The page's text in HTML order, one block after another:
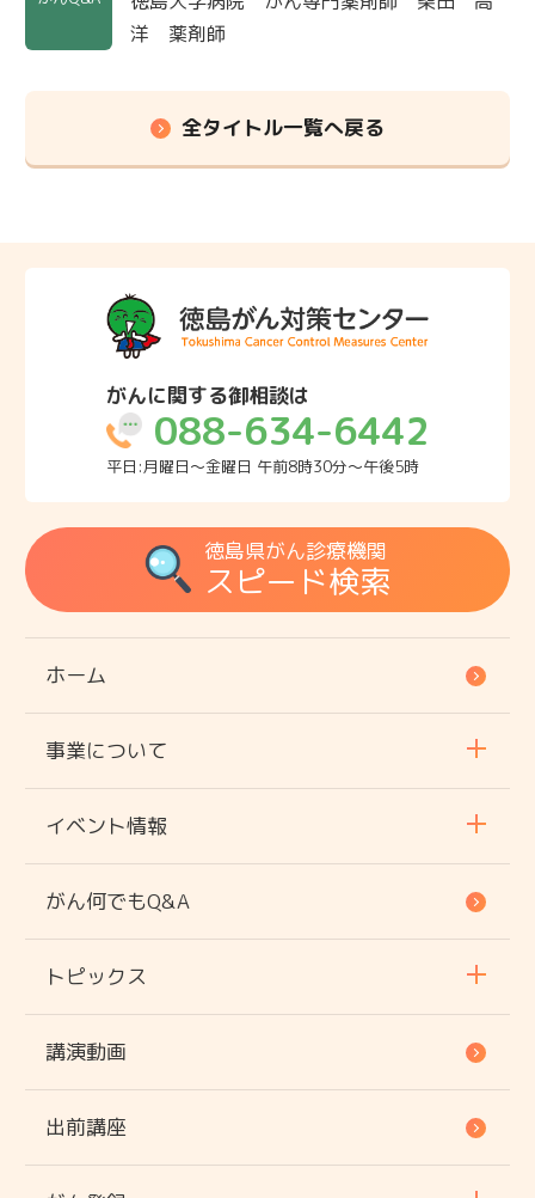
洋 薬剤師
全タイトル一覧へ戻る
がんに関する御相談は
088-634-6442
平日:月曜日～金曜日 午前8時30分～午後5時
徳島県がん診療機関
スピード検索
ホーム
事業について
イベント情報
がん何でもQ&A
トピックス
講演動画
出前講座